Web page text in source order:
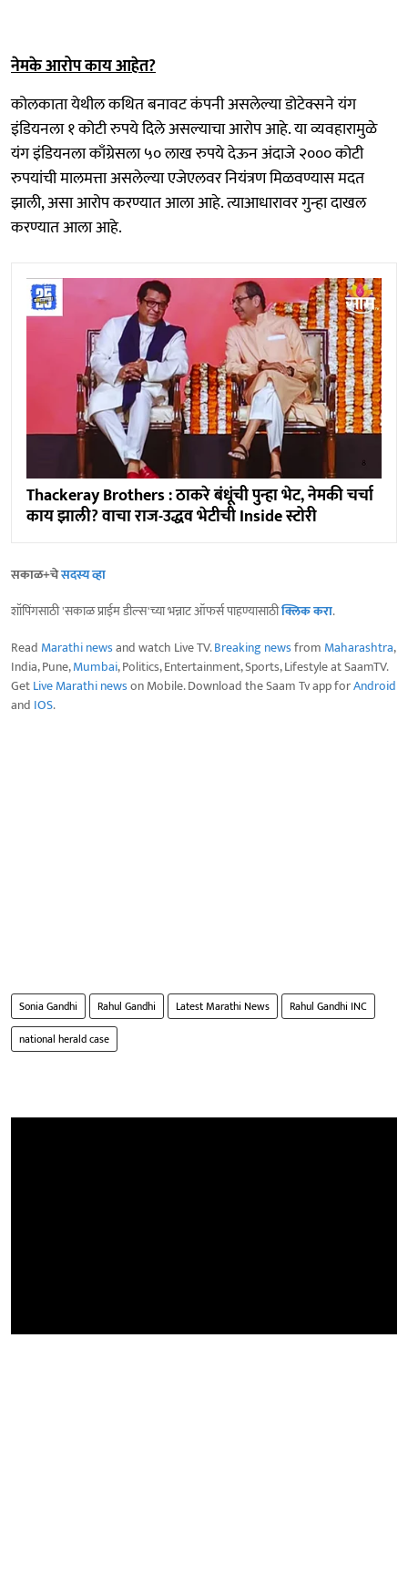
नेमके आरोप काय आहेत?
कोलकाता येथील कथित बनावट कंपनी असलेल्या डोटेक्सने यंग
इंडियनला १ कोटी रुपये दिले असल्याचा आरोप आहे. या व्यवहारामुळे
यंग इंडियनला काँग्रेसला ५० लाख रुपये देऊन अंदाजे २००० कोटी
रुपयांची मालमत्ता असलेल्या एजेएलवर नियंत्रण मिळवण्यास मदत
झाली, असा आरोप करण्यात आला आहे. त्याआधारावर गुन्हा दाखल
करण्यात आला आहे.
Thackeray Brothers : ठाकरे बंधूंची पुन्हा भेट, नेमकी चर्चा
काय झाली? वाचा राज-उद्धव भेटीची Inside स्टोरी
सकाळ+चेसदस्य व्हा
शॉपिंगसाठी 'सकाळ प्राईम डील्स'च्या भन्नाट ऑफर्स पाहण्यासाठीक्लिक करा.
Read Marathi newsand watch Live TV.Breaking newsfrom Maharashtra,
India, Pune,Mumbai, Politics, Entertainment, Sports, Lifestyle at SaamTV.
GetLive Marathi newson Mobile. Download the Saam Tv app forAndroid
and IOS.
Sonia Gandhi Rahul Gandhi Latest Marathi News
Rahul Gandhi INC
national herald case